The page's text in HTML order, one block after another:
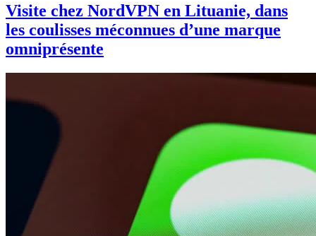
Visite chez NordVPN en Lituanie, dans
les coulisses méconnues d’une marque
omniprésente